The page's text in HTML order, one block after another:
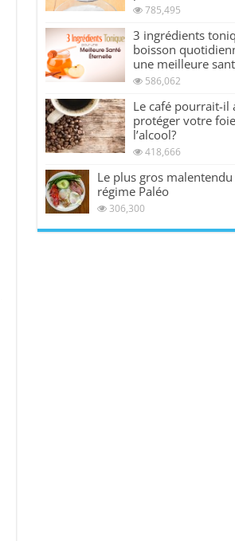
785,495
3 ingrédients
boisson
une meilleure
586,062
Le café pourrait-il
protéger votre
l’alcool?
418,666
Le plus gros
régime Paléo
306,300